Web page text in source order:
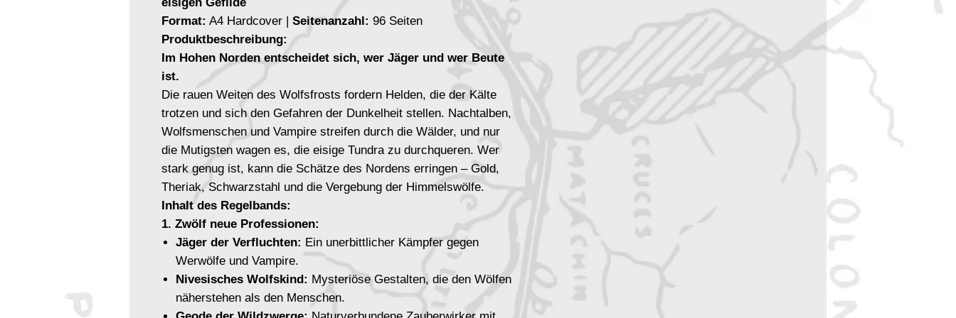
Format: A4 Hardcover | Seitenanzahl: 96 Seiten
Produktbeschreibung:
Im Hohen Norden entscheidet sich, wer Jäger und wer Beute
ist.
Die rauen Weiten des Wolfsfrosts fordern Helden, die der Kälte
trotzen und sich den Gefahren der Dunkelheit stellen. Nachtalben,
Wolfsmenschen und Vampire streifen durch die Wälder, und nur
die Mutigsten wagen es, die eisige Tundra zu durchqueren. Wer
stark genug ist, kann die Schätze des Nordens erringen – Gold,
Theriak, Schwarzstahl und die Vergebung der Himmelswölfe.
Inhalt des Regelbands:
1. Zwölf neue Professionen:
Jäger der Verfluchten: Ein unerbittlicher Kämpfer gegen
Werwölfe und Vampire.
Nivesisches Wolfskind: Mysteriöse Gestalten, die den Wölfen
näherstehen als den Menschen.